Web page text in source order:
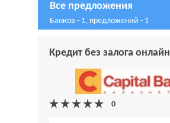
Все предложения
Банков - 1, предложений - 1
Кредит без залога онлайн